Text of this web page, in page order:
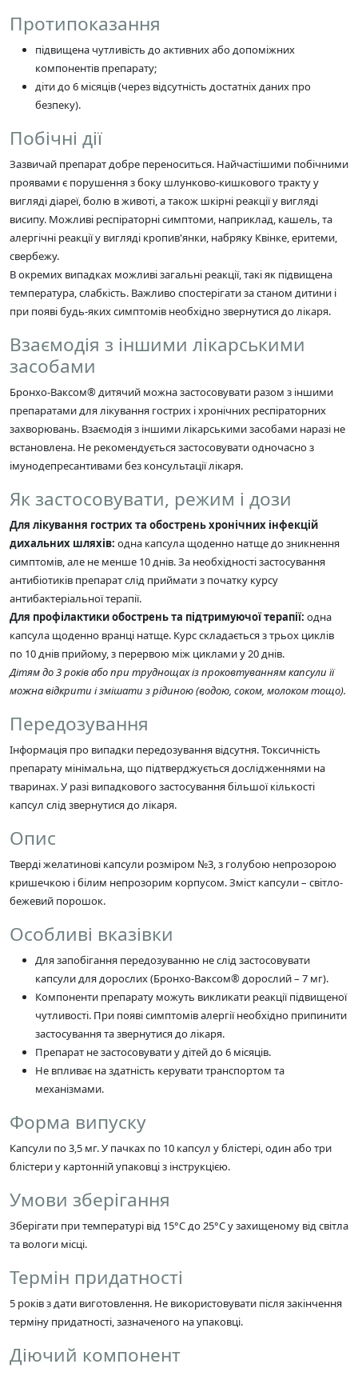
Протипоказання
підвищена чутливість до активних або допоміжних
компонентів препарату;
діти до 6 місяців (через відсутність достатніх даних про
безпеку).
Побічні дії
Зазвичай препарат добре переноситься. Найчастішими побічними
проявами є порушення з боку шлунково-кишкового тракту у
вигляді діареї, болю в животі, а також шкірні реакції у вигляді
висипу. Можливі респіраторні симптоми, наприклад, кашель, та
алергічні реакції у вигляді кропив'янки, набряку Квінке, еритеми,
свербежу.
В окремих випадках можливі загальні реакції, такі як підвищена
температура, слабкість. Важливо спостерігати за станом дитини і
при появі будь-яких симптомів необхідно звернутися до лікаря.
Взаємодія з іншими лікарськими
засобами
Бронхо-Ваксом® дитячий можна застосовувати разом з іншими
препаратами для лікування гострих і хронічних респіраторних
захворювань. Взаємодія з іншими лікарськими засобами наразі не
встановлена. Не рекомендується застосовувати одночасно з
імунодепресантивами без консультації лікаря.
Як застосовувати, режим і дози
Для лікування гострих та обострень хронічних інфекцій
дихальних шляхів: одна капсула щоденно натще до зникнення
симптомів, але не менше 10 днів. За необхідності застосування
антибіотиків препарат слід приймати з початку курсу
антибактеріальної терапії.
Для профілактики обострень та підтримуючої терапії: одна
капсула щоденно вранці натще. Курс складається з трьох циклів
по 10 днів прийому, з перервою між циклами у 20 днів.
Дітям до 3 років або при труднощах із проковтуванням капсули її
можна відкрити і змішати з рідиною (водою, соком, молоком тощо).
Передозування
Інформація про випадки передозування відсутня. Токсичність
препарату мінімальна, що підтверджується дослідженнями на
тваринах. У разі випадкового застосування більшої кількості
капсул слід звернутися до лікаря.
Опис
Тверді желатинові капсули розміром №3, з голубою непрозорою
кришечкою і білим непрозорим корпусом. Зміст капсули – світло-
бежевий порошок.
Особливі вказівки
Для запобігання передозуванню не слід застосовувати
капсули для дорослих (Бронхо-Ваксом® дорослий – 7 мг).
Компоненти препарату можуть викликати реакції підвищеної
чутливості. При появі симптомів алергії необхідно припинити
застосування та звернутися до лікаря.
Препарат не застосовувати у дітей до 6 місяців.
Не впливає на здатність керувати транспортом та
механізмами.
Форма випуску
Капсули по 3,5 мг. У пачках по 10 капсул у блістері, один або три
блістери у картонній упаковці з інструкцією.
Умови зберігання
Зберігати при температурі від 15°C до 25°C у захищеному від світла
та вологи місці.
Термін придатності
5 років з дати виготовлення. Не використовувати після закінчення
терміну придатності, зазначеного на упаковці.
Діючий компонент